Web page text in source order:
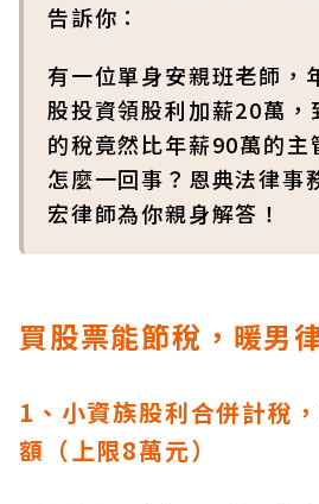
告訴你：
有一位單身安親班老師，
股投資領股利加薪20萬，
的稅竟然比年薪90萬的主
怎麼一回事？恩典法律事
宏律師為你親身解答！
買股票能節稅，暖男
1、小資族股利合併計稅
額（上限8萬元）